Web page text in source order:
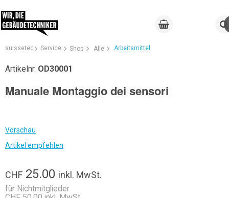
suissetec Service Shop Alle Arbeitsmittel
Artikelnr. OD30001
Manuale Montaggio dei sensori
Vorschau
Artikel empfehlen
CHF 25.00 inkl. MwSt.
für Nichtmitglieder